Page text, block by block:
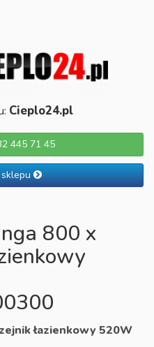
Cieplo24.pl
445 71 45
sklepu
800 x
łazienkowy 520W